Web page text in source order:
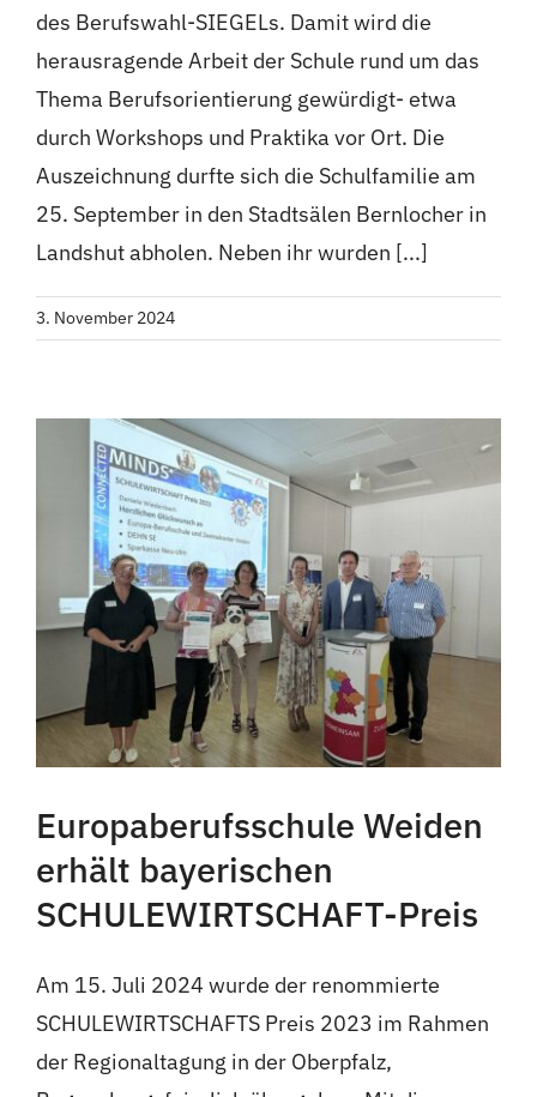
des Berufswahl-SIEGELs. Damit wird die
herausragende Arbeit der Schule rund um das
Thema Berufsorientierung gewürdigt- etwa
durch Workshops und Praktika vor Ort. Die
Auszeichnung durfte sich die Schulfamilie am
25. September in den Stadtsälen Bernlocher in
Landshut abholen. Neben ihr wurden [...]
3. November 2024
Europaberufsschule Weiden
erhält bayerischen
SCHULEWIRTSCHAFT-Preis
Am 15. Juli 2024 wurde der renommierte
SCHULEWIRTSCHAFTS Preis 2023 im Rahmen
der Regionaltagung in der Oberpfalz,